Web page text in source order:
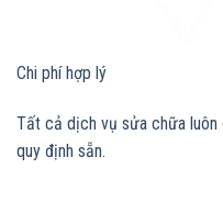
Chi phí hợp lý
Tất cả dịch vụ sửa chữa
quy định sẵn.